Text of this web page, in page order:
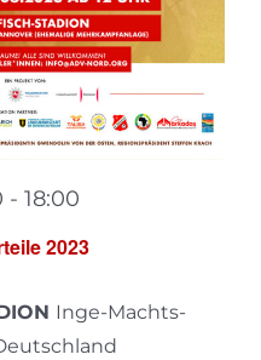
2023
- 18:00
Inge-Machts-